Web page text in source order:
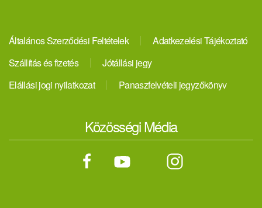
Általános Szerződési Feltételek
Adatkezelési Tájékoztató
Szállítás és fizetés
Jótállási jegy
Elállási jogi nyilatkozat
Panaszfelvételi jegyzőkönyv
Közösségi Média